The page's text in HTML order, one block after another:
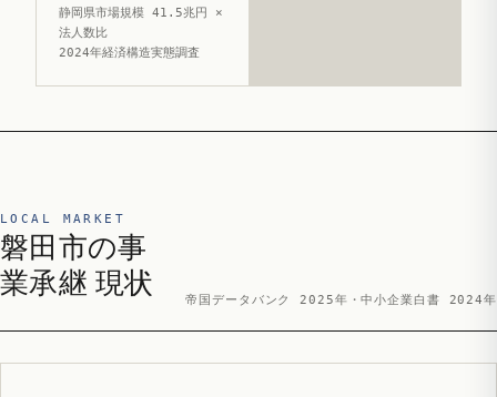
静岡県市場規模 41.5兆円 ×
法人数比
2024年経済構造実態調査
LOCAL MARKET
磐田市の事
業承継 現状
帝国データバンク 2025年・中小企業白書 2024年